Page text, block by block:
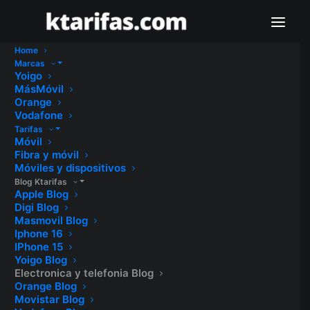
Home
Marcas
Yoigo
MásMóvil
Orange
Vodafone
Tarifas
Móvil
Fibra y móvil
Móviles y dispositivos
Blog Ktarifas
Apple Blog
Digi Blog
Masmovil Blog
Iphone 16
IPhone 15
Yoigo Blog
Electronica y telefonia Blog
Orange Blog
Movistar Blog